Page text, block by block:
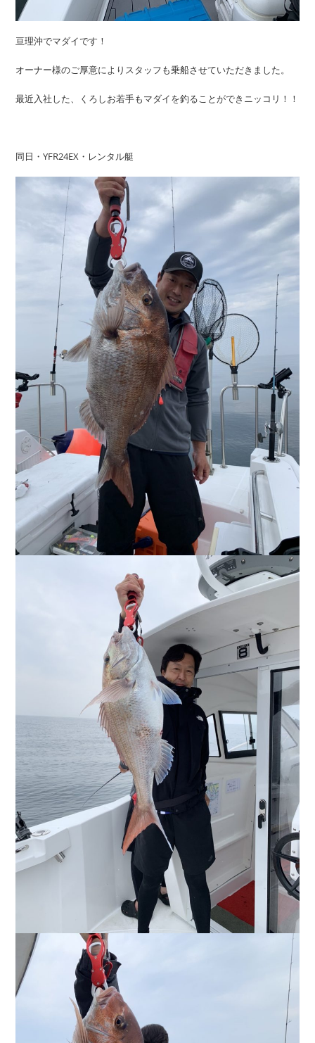
亘理沖でマダイです！
オーナー様のご厚意によりスタッフも乗船させていただきました。
最近入社した、くろしお若手もマダイを釣ることができニッコリ！！
同日・YFR24EX・レンタル艇